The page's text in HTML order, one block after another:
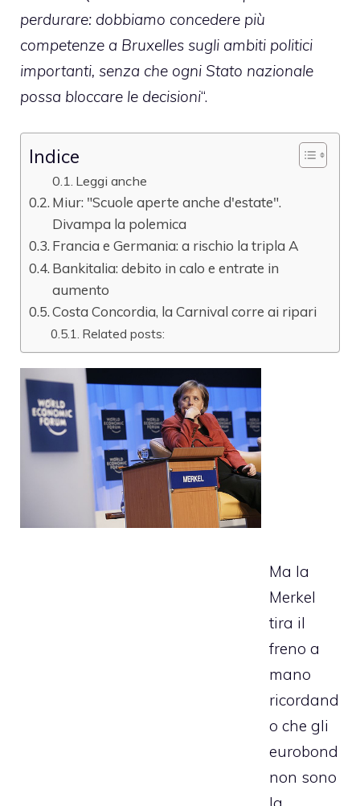
perdurare: dobbiamo concedere più
competenze a Bruxelles sugli ambiti politici
importanti, senza che ogni Stato nazionale
possa bloccare le decisioni“.
Indice
Leggi anche
Miur: "Scuole aperte anche d'estate".
Divampa la polemica
Francia e Germania: a rischio la tripla A
Bankitalia: debito in calo e entrate in
aumento
Costa Concordia, la Carnival corre ai ripari
Related posts:
Ma la
Merkel
tira il
freno a
mano
ricordand
o che gli
eurobond
non sono